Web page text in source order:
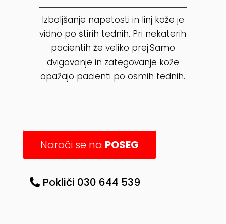
Izboljšanje napetosti in linj kože je
vidno po štirih tednih. Pri nekaterih
pacientih že veliko prej.Samo
dvigovanje in zategovanje kože
opažajo pacienti po osmih tednih.
Naroči se na POSEG
Pokliči 030 644 539